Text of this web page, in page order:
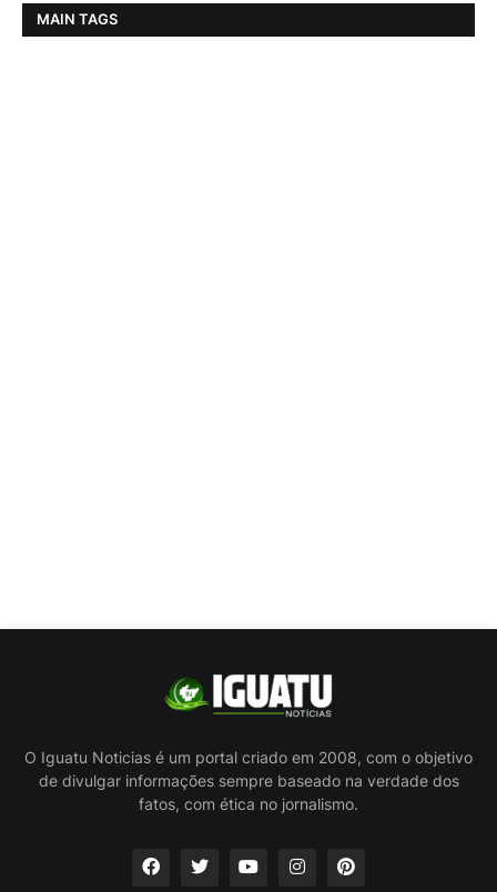
MAIN TAGS
O Iguatu Noticias é um portal criado em 2008, com o objetivo
de divulgar informações sempre baseado na verdade dos
fatos, com ética no jornalismo.